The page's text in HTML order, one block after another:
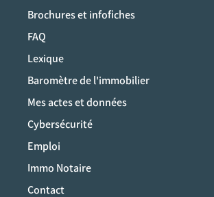
Brochures et infofiches
FAQ
Lexique
Baromètre de l'immobilier
Mes actes et données
Cybersécurité
Emploi
Immo Notaire
Contact